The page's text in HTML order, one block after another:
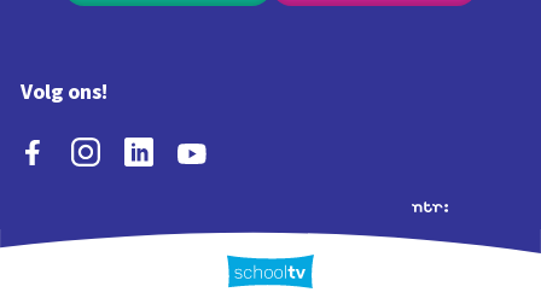
Volg ons!